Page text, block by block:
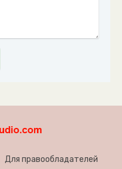
Для правообладателей